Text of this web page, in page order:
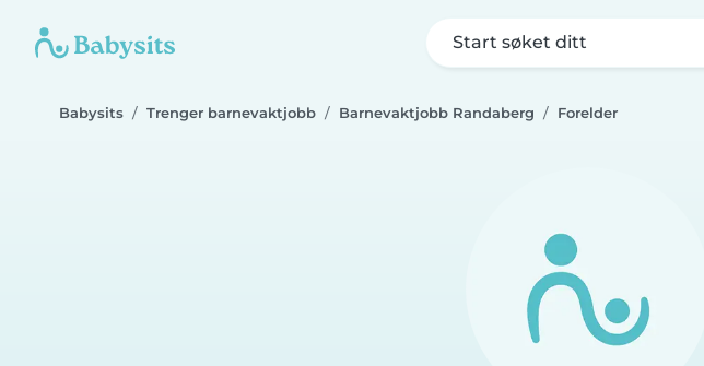
Start søket ditt
Babysits Trenger barnevaktjobb Barnevaktjobb Randaberg Forelder